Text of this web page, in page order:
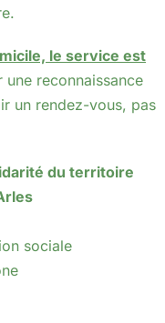
le service est
une reconnaissance
un rendez-vous, pas
du territoire
sociale